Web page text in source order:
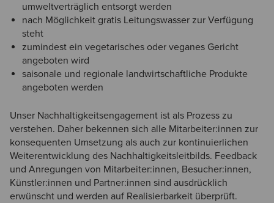
umweltverträglich entsorgt werden
nach Möglichkeit gratis Leitungswasser zur Verfügung
steht
zumindest ein vegetarisches oder veganes Gericht
angeboten wird
saisonale und regionale landwirtschaftliche Produkte
angeboten werden
Unser Nachhaltigkeitsengagement ist als Prozess zu
verstehen. Daher bekennen sich alle Mitarbeiter:innen zur
konsequenten Umsetzung als auch zur kontinuierlichen
Weiterentwicklung des Nachhaltigkeitsleitbilds. Feedback
und Anregungen von Mitarbeiter:innen, Besucher:innen,
Künstler:innen und Partner:innen sind ausdrücklich
erwünscht und werden auf Realisierbarkeit überprüft.